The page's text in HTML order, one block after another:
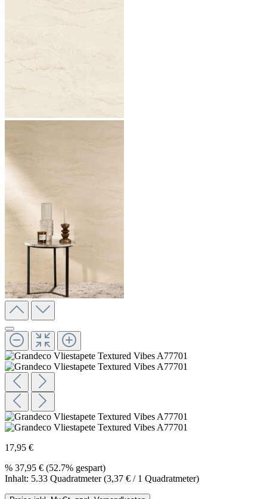
17,95 €
% 37,95 € (52.7% gespart)
Inhalt: 5.33 Quadratmeter(3,37 € / 1 Quadratmeter)